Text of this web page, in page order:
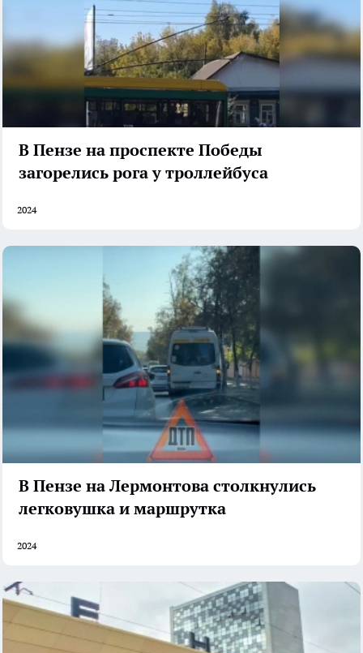
В Пензе на проспекте Победы
загорелись рога у троллейбуса
2024
В Пензе на Лермонтова столкнулись
легковушка и маршрутка
2024